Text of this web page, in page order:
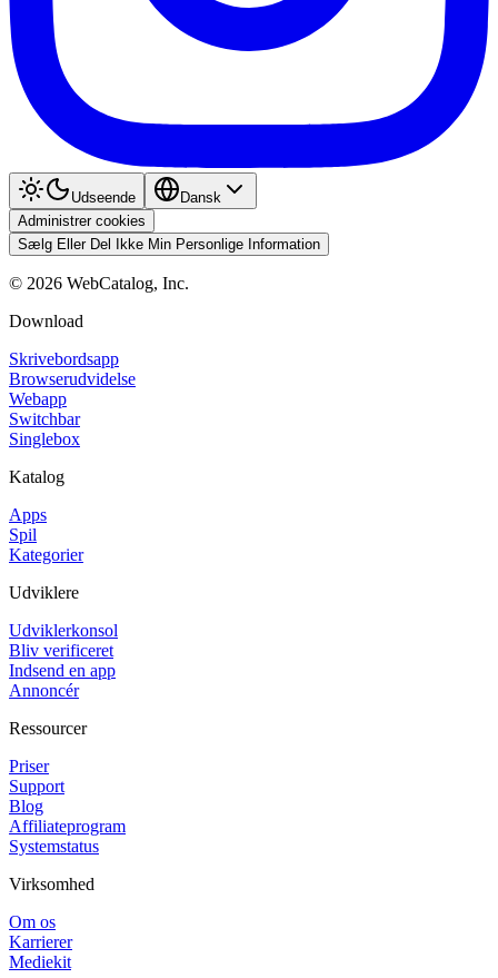
Udseende
Dansk
Administrer cookies
Sælg Eller Del Ikke Min Personlige Information
© 2026 WebCatalog, Inc.
Download
Skrivebordsapp
Browserudvidelse
Webapp
Switchbar
Singlebox
Katalog
Apps
Spil
Kategorier
Udviklere
Udviklerkonsol
Bliv verificeret
Indsend en app
Annoncér
Ressourcer
Priser
Support
Blog
Affiliateprogram
Systemstatus
Virksomhed
Om os
Karrierer
Mediekit